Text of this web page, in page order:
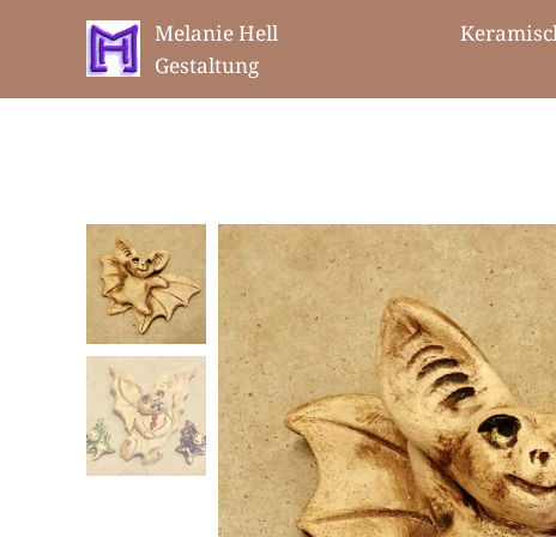
Melanie Hell
Gestaltung